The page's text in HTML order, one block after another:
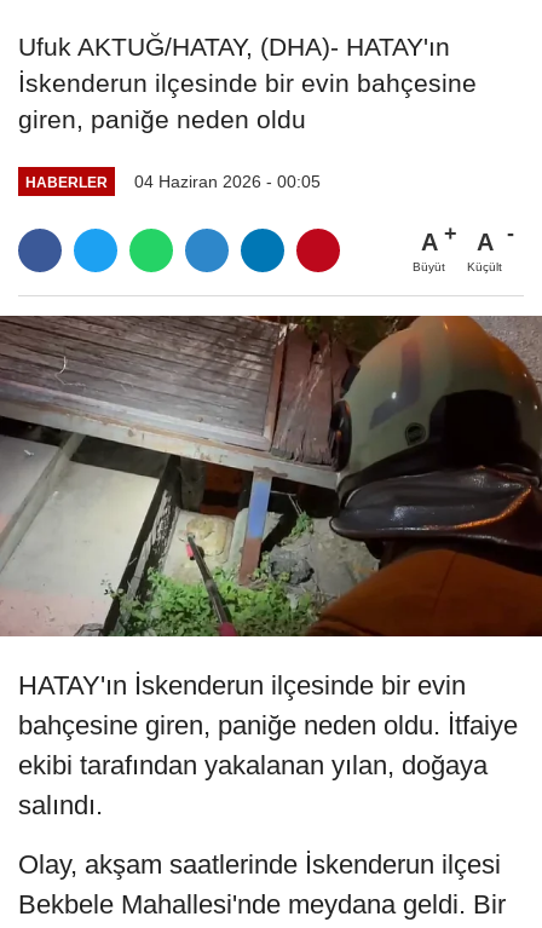
Ufuk AKTUĞ/HATAY, (DHA)- HATAY'ın
İskenderun ilçesinde bir evin bahçesine
giren, paniğe neden oldu
HABERLER 04 Haziran 2026 - 00:05
A
Büyüt
A
Küçült
HATAY'ın İskenderun ilçesinde bir evin
bahçesine giren, paniğe neden oldu. İtfaiye
ekibi tarafından yakalanan yılan, doğaya
salındı.
Olay, akşam saatlerinde İskenderun ilçesi
Bekbele Mahallesi'nde meydana geldi. Bir